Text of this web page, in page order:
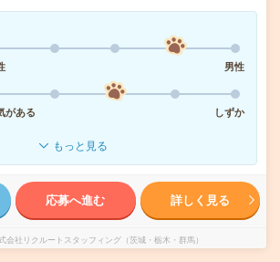
男性
がある
しずか
もっと見る
応募へ進む 詳しく見る
会社リクルートスタッフィング（茨城・栃木・群馬）